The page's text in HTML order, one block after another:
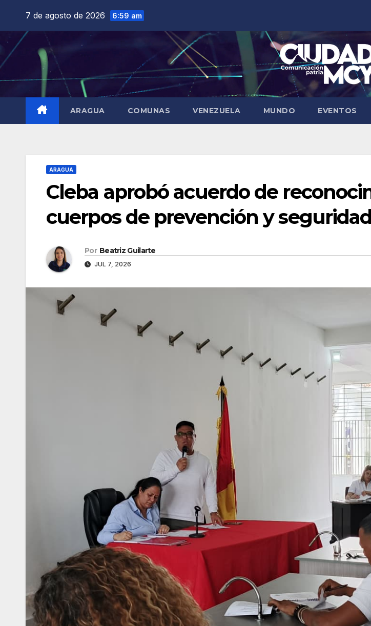
contenido
7 de agosto de 2026 6:59 am
ARAGUA COMUNAS VENEZUELA MUNDO EVENTOS
ARAGUA
Cleba aprobó acuerdo de
cuerpos de prevención y
Por Beatriz Guilarte
JUL 7, 2026